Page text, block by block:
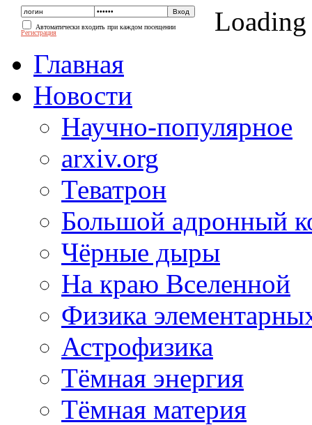
Автоматически входить при каждом посещении
Регистрация
Loading
Главная
Новости
Научно-популярное
arxiv.org
Теватрон
Большой адронный
Чёрные дыры
На краю Вселенной
Физика
Астрофизика
Тёмная энергия
Тёмная материя